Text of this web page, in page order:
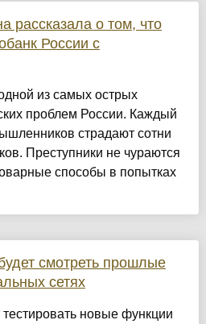
рассказала о том, что
России с
из самых острых
проблем России. Каждый
страдают сотни
Преступники не чураются
способы в попытках
смотреть прошлые
сетях
новые функции